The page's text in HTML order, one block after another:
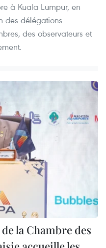
à Kuala Lumpur, en
des délégations
des observateurs et
la Chambre des